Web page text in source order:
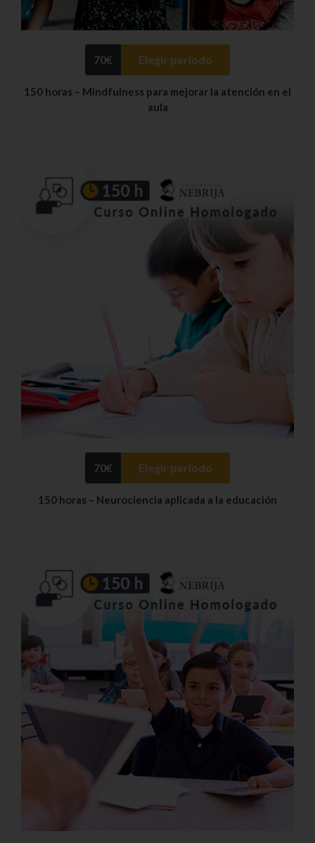
70€ Elegir periodo
150 horas – Mindfulness para mejorar la atención en el
aula
70€ Elegir periodo
150 horas – Neurociencia aplicada a la educación